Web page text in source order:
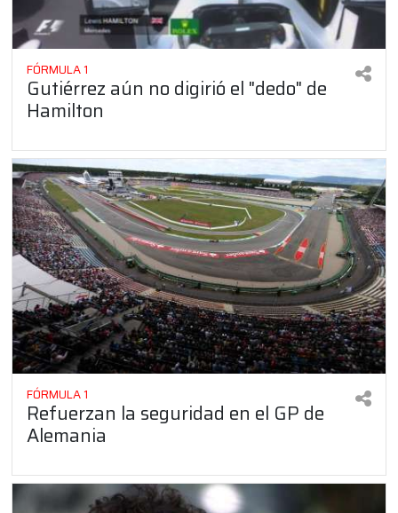
FÓRMULA 1
Gutiérrez aún no digirió el "dedo" de
Hamilton
FÓRMULA 1
Refuerzan la seguridad en el GP de
Alemania